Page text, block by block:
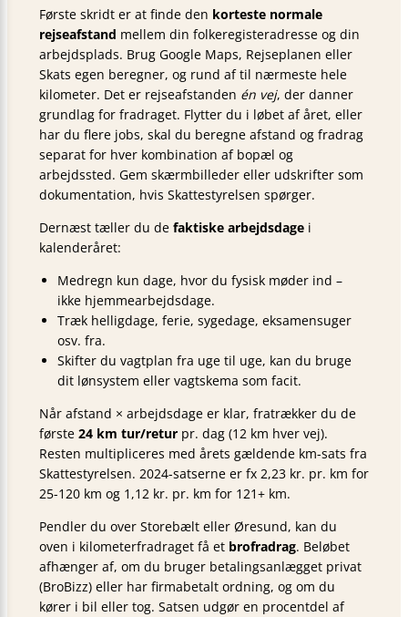
Første skridt er at finde den korteste normale
rejseafstand mellem din folkeregisteradresse og din
arbejdsplads. Brug Google Maps, Rejseplanen eller
Skats egen beregner, og rund af til nærmeste hele
kilometer. Det er rejseafstanden én vej, der danner
grundlag for fradraget. Flytter du i løbet af året, eller
har du flere jobs, skal du beregne afstand og fradrag
separat for hver kombination af bopæl og
arbejdssted. Gem skærmbilleder eller udskrifter som
dokumentation, hvis Skattestyrelsen spørger.
Dernæst tæller du de faktiske arbejdsdage i
kalenderåret:
Medregn kun dage, hvor du fysisk møder ind –
ikke hjemmearbejdsdage.
Træk helligdage, ferie, sygedage, eksamensuger
osv. fra.
Skifter du vagtplan fra uge til uge, kan du bruge
dit lønsystem eller vagtskema som facit.
Når afstand × arbejdsdage er klar, fratrækker du de
første 24 km tur/retur pr. dag (12 km hver vej).
Resten multipliceres med årets gældende km-sats fra
Skattestyrelsen. 2024-satserne er fx 2,23 kr. pr. km for
25-120 km og 1,12 kr. pr. km for 121+ km.
Pendler du over Storebælt eller Øresund, kan du
oven i kilometerfradraget få et brofradrag. Beløbet
afhænger af, om du bruger betalingsanlægget privat
(BroBizz) eller har firmabetalt ordning, og om du
kører i bil eller tog. Satsen udgør en procentdel af